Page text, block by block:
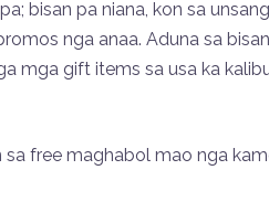
bisan pa niana, kon sa
nga anaa. Aduna sa
mga gift items sa usa ka
free maghabol mao nga